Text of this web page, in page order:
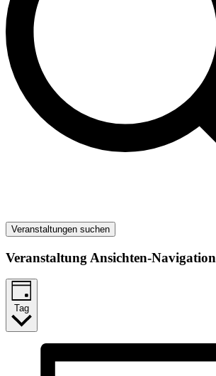
Veranstaltungen suchen
Veranstaltung Ansichten-Navigation
Tag